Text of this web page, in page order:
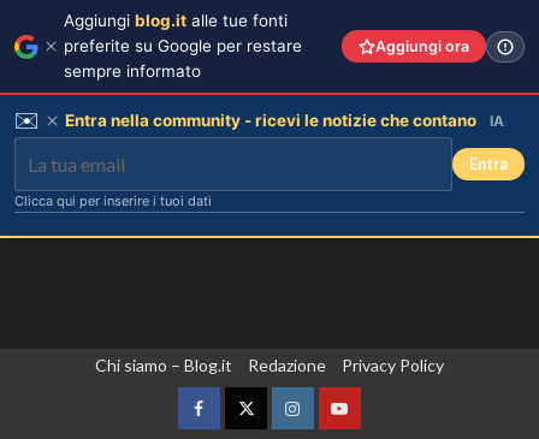
Chi siamo – Blog.it Redazione Privacy Policy
FacebookTwitterInstagramYouTube
Aggiungi blog.it alle tue fonti
preferite su Google per restare
sempre informato
Aggiungi ora
✉️ Entra nella community - ricevi le notizie che contano IA
Entra
Clicca qui per inserire i tuoi dati